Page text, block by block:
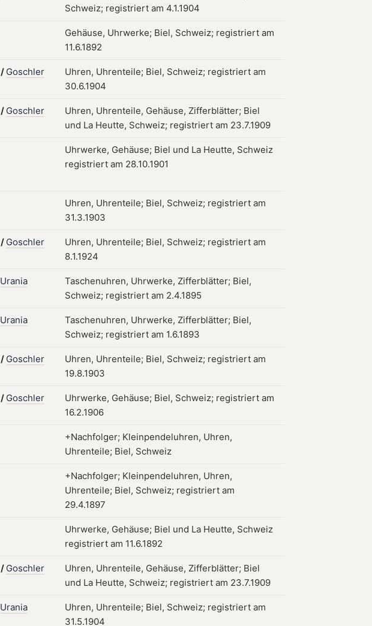
Schweiz; registriert am 4.1.1904
Gehäuse, Uhrwerke; Biel, Schweiz; registriert am
11.6.1892
/ Goschler
Uhren, Uhrenteile; Biel, Schweiz; registriert am
30.6.1904
/ Goschler
Uhren, Uhrenteile, Gehäuse, Zifferblätter; Biel
und La Heutte, Schweiz; registriert am 23.7.1909
Uhrwerke, Gehäuse; Biel und La Heutte, Schweiz
registriert am 28.10.1901
Uhren, Uhrenteile; Biel, Schweiz; registriert am
31.3.1903
/ Goschler
Uhren, Uhrenteile; Biel, Schweiz; registriert am
8.1.1924
Urania
Taschenuhren, Uhrwerke, Zifferblätter; Biel,
Schweiz; registriert am 2.4.1895
Urania
Taschenuhren, Uhrwerke, Zifferblätter; Biel,
Schweiz; registriert am 1.6.1893
/ Goschler
Uhren, Uhrenteile; Biel, Schweiz; registriert am
19.8.1903
/ Goschler
Uhrwerke, Gehäuse; Biel, Schweiz; registriert am
16.2.1906
+Nachfolger; Kleinpendeluhren, Uhren,
Uhrenteile; Biel, Schweiz
+Nachfolger; Kleinpendeluhren, Uhren,
Uhrenteile; Biel, Schweiz; registriert am
29.4.1897
Uhrwerke, Gehäuse; Biel und La Heutte, Schweiz
registriert am 11.6.1892
/ Goschler
Uhren, Uhrenteile, Gehäuse, Zifferblätter; Biel
und La Heutte, Schweiz; registriert am 23.7.1909
Urania
Uhren, Uhrenteile; Biel, Schweiz; registriert am
31.5.1904